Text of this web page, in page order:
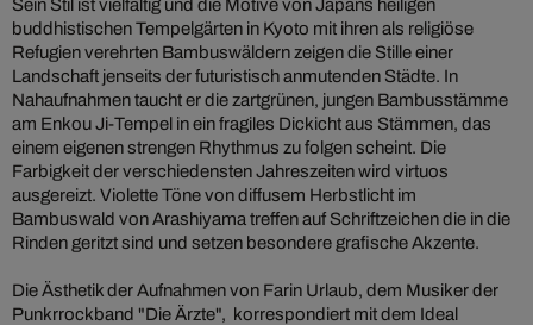
Sein Stil ist vielfältig und die Motive von Japans heiligen
buddhistischen Tempelgärten in Kyoto mit ihren als religiöse
Refugien verehrten Bambuswäldern zeigen die Stille einer
Landschaft jenseits der futuristisch anmutenden Städte. In
Nahaufnahmen taucht er die zartgrünen, jungen Bambusstämme
am Enkou Ji-Tempel in ein fragiles Dickicht aus Stämmen, das
einem eigenen strengen Rhythmus zu folgen scheint. Die
Farbigkeit der verschiedensten Jahreszeiten wird virtuos
ausgereizt. Violette Töne von diffusem Herbstlicht im
Bambuswald von Arashiyama treffen auf Schriftzeichen die in die
Rinden geritzt sind und setzen besondere grafische Akzente.
Die Ästhetik der Aufnahmen von Farin Urlaub, dem Musiker der
Punkrrockband "Die Ärzte", korrespondiert mit dem Ideal